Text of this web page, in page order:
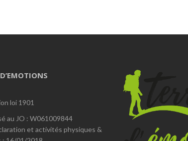
loi 1901
au JO : W061009844
et activités physiques &